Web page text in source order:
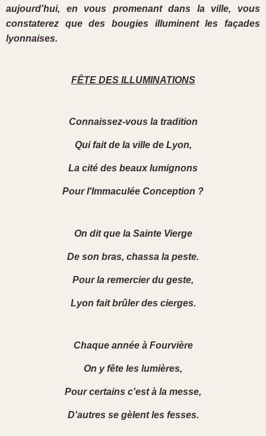
aujourd'hui, en vous promenant dans la ville, vous
constaterez que des bougies illuminent les façades
lyonnaises.
FÊTE DES ILLUMINATIONS
Connaissez-vous la tradition
Qui fait de la ville de Lyon,
La cité des beaux lumignons
Pour l'Immaculée Conception ?
On dit que la Sainte Vierge
De son bras, chassa la peste.
Pour la remercier du geste,
Lyon fait brûler des cierges.
Chaque année à Fourvière
On y fête les lumières,
Pour certains c'est à la messe,
D'autres se gèlent les fesses.